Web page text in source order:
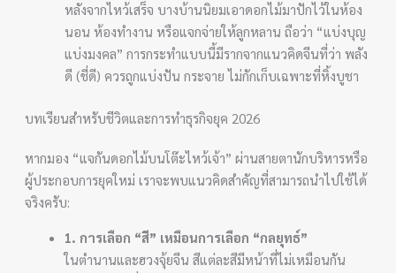
หลังจากไหว้เสร็จ บางบ้านนิยมเอาดอกไม้มาปักไว้ในห้อง
นอน ห้องทำงาน หรือแจกจ่ายให้ลูกหลาน ถือว่า “แบ่งบุญ
แบ่งมงคล” การกระทำแบบนี้มีรากจากแนวคิดจีนที่ว่า พลัง
ดี (ชี่ดี) ควรถูกแบ่งปัน กระจาย ไม่กักเก็บเฉพาะที่หิ้งบูชา
บทเรียนสำหรับชีวิตและการทำธุรกิจยุค 2026
หากมอง “แจกันดอกไม้บนโต๊ะไหว้เจ้า” ผ่านสายตานักบริหารหรือ
ผู้ประกอบการยุคใหม่ เราจะพบแนวคิดสำคัญที่สามารถนำไปใช้ได้
จริงครับ:
1. การเลือก “สี” เหมือนการเลือก “กลยุทธ์”
ในตำนานและฮวงจุ้ยจีน สีแต่ละสีมีหน้าที่ไม่เหมือนกัน